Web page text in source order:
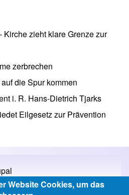
Kirche zieht klare Grenze zur
zerbrechen
die Spur kommen
i. R. Hans-Dietrich Tjarks
Eilgesetz zur Prävention
Website Cookies, um das